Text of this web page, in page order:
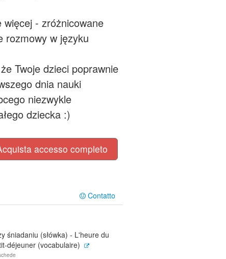
- zróżnicowane
rozmowy w języku
Twoje dzieci poprawnie
dnia nauki
niezwykle
dziecka :)
accesso completo
Contatto
śniadaniu (słówka) - L'heure du
déjeuner (vocabulaire)